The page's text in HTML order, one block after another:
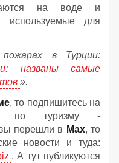
на воде и
используемые для
в Турции:
названы самые
».
, то подпишитесь на
по туризму -
перешли в Мах, то
новости и туда:
. А тут публикуются